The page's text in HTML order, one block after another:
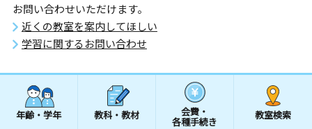
お問い合わせいただけます。
近くの教室を案内してほしい
学習に関するお問い合わせ
年齢・学年 教科・教材 会費・
各種手続き
教室検索